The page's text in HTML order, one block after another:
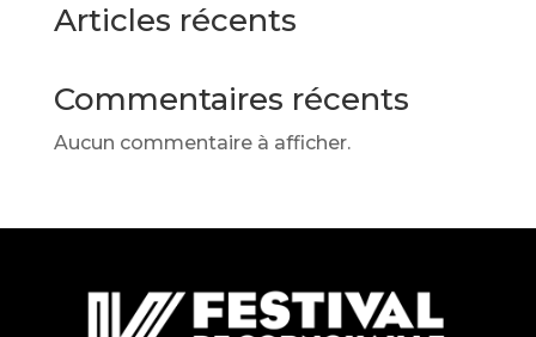
Articles récents
Commentaires récents
Aucun commentaire à afficher.